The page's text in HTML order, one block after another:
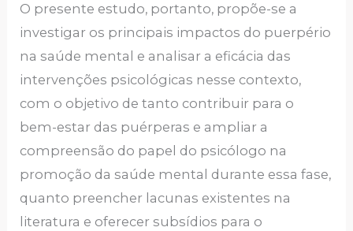
O presente estudo, portanto, propõe-se a
investigar os principais impactos do puerpério
na saúde mental e analisar a eficácia das
intervenções psicológicas nesse contexto,
com o objetivo de tanto contribuir para o
bem-estar das puérperas e ampliar a
compreensão do papel do psicólogo na
promoção da saúde mental durante essa fase,
quanto preencher lacunas existentes na
literatura e oferecer subsídios para o